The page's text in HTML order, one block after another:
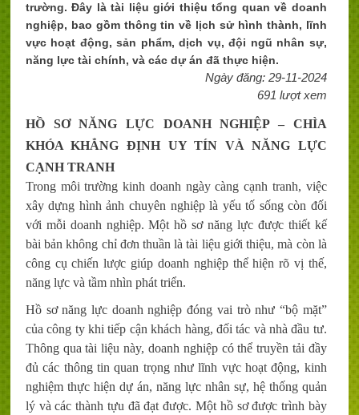
trường. Đây là tài liệu giới thiệu tổng quan về doanh
nghiệp, bao gồm thông tin về lịch sử hình thành, lĩnh
vực hoạt động, sản phẩm, dịch vụ, đội ngũ nhân sự,
năng lực tài chính, và các dự án đã thực hiện.
Ngày đăng: 29-11-2024
691 lượt xem
HỒ SƠ NĂNG LỰC DOANH NGHIỆP – CHÌA
KHÓA KHẲNG ĐỊNH UY TÍN VÀ NĂNG LỰC
CẠNH TRANH
Trong môi trường kinh doanh ngày càng cạnh tranh, việc
xây dựng hình ảnh chuyên nghiệp là yếu tố sống còn đối
với mỗi doanh nghiệp. Một hồ sơ năng lực được thiết kế
bài bản không chỉ đơn thuần là tài liệu giới thiệu, mà còn là
công cụ chiến lược giúp doanh nghiệp thể hiện rõ vị thế,
năng lực và tầm nhìn phát triển.
Hồ sơ năng lực doanh nghiệp đóng vai trò như “bộ mặt”
của công ty khi tiếp cận khách hàng, đối tác và nhà đầu tư.
Thông qua tài liệu này, doanh nghiệp có thể truyền tải đầy
đủ các thông tin quan trọng như lĩnh vực hoạt động, kinh
nghiệm thực hiện dự án, năng lực nhân sự, hệ thống quản
lý và các thành tựu đã đạt được. Một hồ sơ được trình bày